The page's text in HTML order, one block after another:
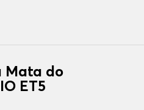
Mata do
ET5